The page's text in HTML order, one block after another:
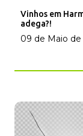
Vinhos em
adega?!
09 de Maio de